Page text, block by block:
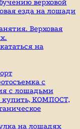
верховой
езда на лошади
Верховая
на
с
с лошадьми
купить, КОМПОСТ,
на лошадях